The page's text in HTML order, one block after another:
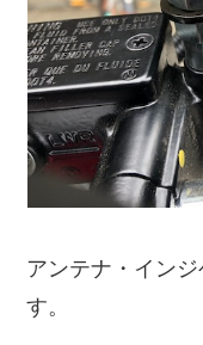
アンテナ・イン
す。